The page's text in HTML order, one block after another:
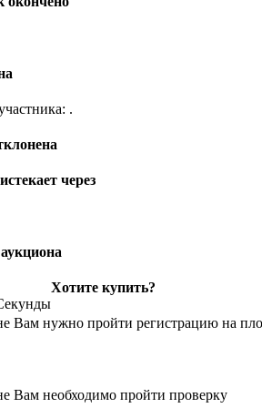
.
через
Хотите купить?
Вам нужно пройти регистрацию на
Вам необходимо пройти проверку